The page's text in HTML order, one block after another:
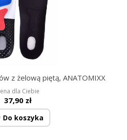
z żelową piętą, ANATOMIXX
dla Ciebie
37,90 zł
Do koszyka